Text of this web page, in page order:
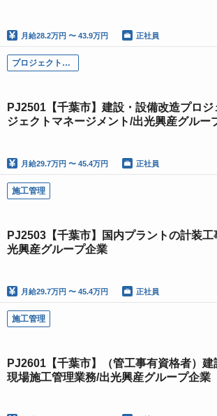
月給28.2万円 〜 43.9万円 正社員
プロジェクトマネージメント
PJ2501【千葉市】建設・設備改造プロジ
ジェクトマネージメント/出光興産グルー
月給29.7万円 〜 45.4万円 正社員
施工管理
PJ2503【千葉市】国内プラントの計装工
光興産グループ企業
月給29.7万円 〜 45.4万円 正社員
施工管理
PJ2601【千葉市】（管工事有資格者）
現場施工管理業務/出光興産グループ企業